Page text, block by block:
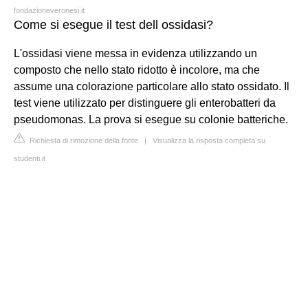
fondazioneveronesi.it
Come si esegue il test dell ossidasi?
L'ossidasi viene messa in evidenza utilizzando un
composto che nello stato ridotto è incolore, ma che
assume una colorazione particolare allo stato ossidato. Il
test viene utilizzato per distinguere gli enterobatteri da
pseudomonas. La prova si esegue su colonie batteriche.
Richiesta di rimozione della fonte | Visualizza la risposta completa su
studenti.it